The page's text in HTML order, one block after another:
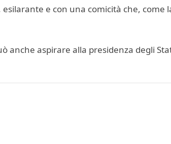
e con una comicità che,
anche aspirare alla presidenza degli